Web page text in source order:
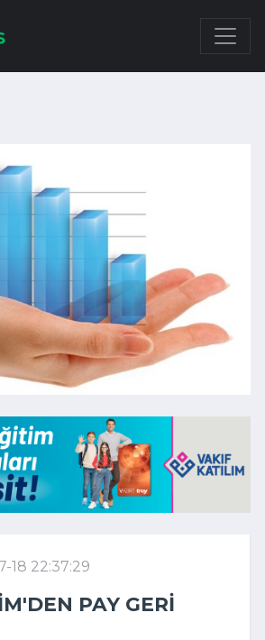
18 22:37:29
PAY GERI